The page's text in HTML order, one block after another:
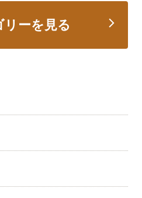
リーを見る